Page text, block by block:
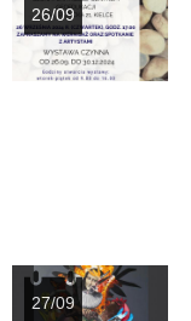
26/09
27/09